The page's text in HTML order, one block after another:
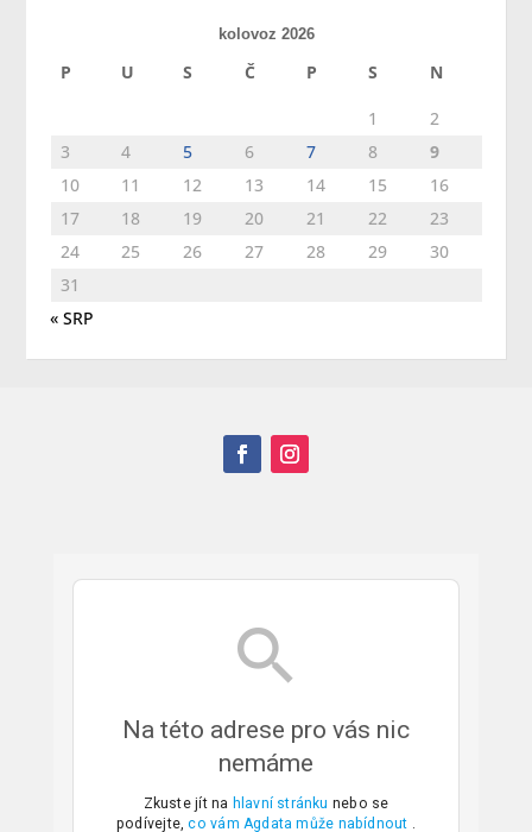
kolovoz 2026
P U S Č P S N
1
2
3
4 5 6 7 8
9
10
11 12 13 14 15
16
17
18 19 20 21 22
23
24
25 26 27 28 29
30
31
« SRP